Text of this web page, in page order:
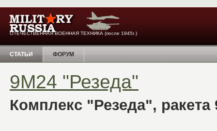
ОТЕЧЕСТВЕННАЯ ВОЕННАЯ ТЕХНИКА (после 1945г.)
СТАТЬИ ФОРУМ
9М24 "Резеда"
Комплекс "Резеда", ракета